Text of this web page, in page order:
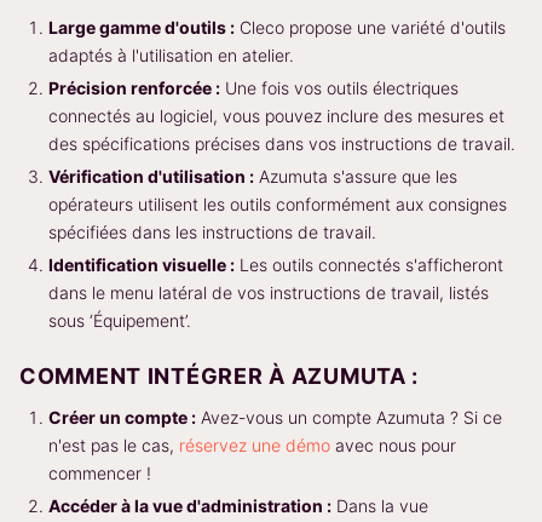
Large gamme d'outils : Cleco propose une variété d'outils
adaptés à l'utilisation en atelier.
Précision renforcée : Une fois vos outils électriques
connectés au logiciel, vous pouvez inclure des mesures et
des spécifications précises dans vos instructions de travail.
Vérification d'utilisation : Azumuta s'assure que les
opérateurs utilisent les outils conformément aux consignes
spécifiées dans les instructions de travail.
Identification visuelle : Les outils connectés s'afficheront
dans le menu latéral de vos instructions de travail, listés
sous ‘Équipement’.
COMMENT INTÉGRER À AZUMUTA :
Créer un compte : Avez-vous un compte Azumuta ? Si ce
n'est pas le cas, réservez une démo avec nous pour
commencer !
Accéder à la vue d'administration : Dans la vue